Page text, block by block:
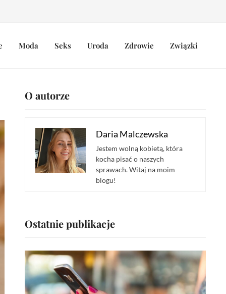
Moda Seks Uroda Zdrowie Związki
O autorze
Daria Malczewska
Jestem wolną kobietą, która
kocha pisać o naszych
sprawach. Witaj na moim
blogu!
Ostatnie publikacje